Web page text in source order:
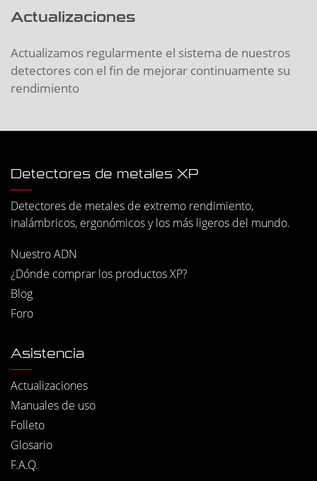
Actualizaciones
Actualizamos regularmente el sistema de nuestros
detectores con el fin de mejorar continuamente su
rendimiento
Detectores de metales XP
Detectores de metales de extremo rendimiento,
inalámbricos, ergonómicos y los más ligeros del mundo.
Nuestro ADN
¿Dónde comprar los productos XP?
Blog
Foro
Asistencia
Actualizaciones
Manuales de uso
Folleto
Glosario
F.A.Q.